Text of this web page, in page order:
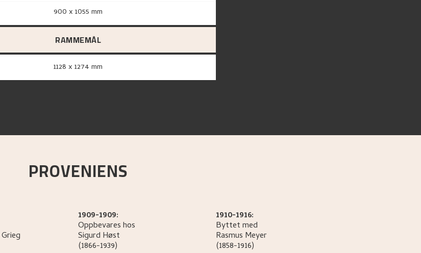
900 x 1055 mm
RAMMEMÅL
1128 x 1274 mm
PROVENIENS
Grieg
1909-1909:
Oppbevares hos
Sigurd Høst
(1866-1939)
1910-1916:
Byttet med
Rasmus Meyer
(1858-1916)